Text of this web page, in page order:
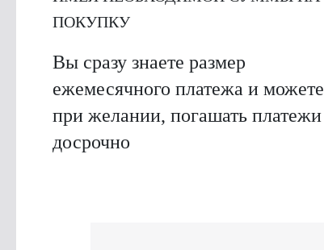
ПОКУПКУ
Вы сразу знаете размер
ежемесячного платежа и
при желании, погашать платежи
досрочно